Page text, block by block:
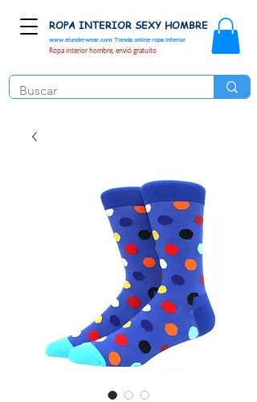
www.elunderwear.com Tienda online ropa interior
ROPA INTERIOR SEXY HOMBRE
Ropa interior hombre, envió gratuito